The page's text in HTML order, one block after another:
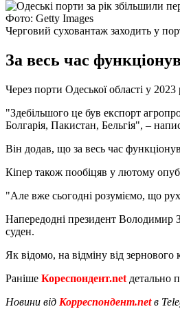
Фото: Getty Images
Черговий суховантаж заходить у
За весь час
Через порти Одеської області у
"Здебільшого це був експорт
Болгарія, Пакистан, Бельгія", –
Він додав, що за весь час
Кіпер також пообіцяв у лютому
"Але вже сьогодні розуміємо, що
Напередодні президент Володимир
суден.
Як відомо, на відміну від
Раніше Кореспондент.net детально
Новини від Корреспондент.netв